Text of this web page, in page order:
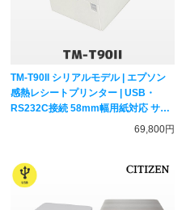
TM-T90II シリアルモデル | エプソン
感熱レシートプリンター | USB・
RS232C接続 58mm幅用紙対応 サー
マルプリンター TM902US001
69,800円